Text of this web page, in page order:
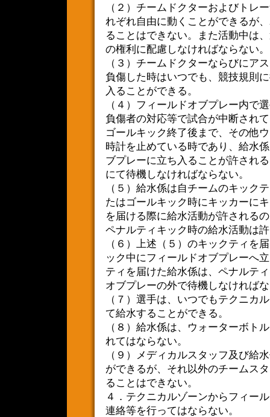
（２）チームドクターおよびトレ
れぞれ自由に動くことができるが
ることはできない。また活動中は
の権利に配慮しなければならない。
（３）チームドクターならびにア
負傷した時はいつでも、競技規則
入ることができる。
（４）フィールドオブプレー内で
負傷者の対応等で試合が中断され
ゴールキック終了後まで、その他
時計を止めている時であり、給水
ブプレーに立ち入ることが許され
にて待機しなければならない。
（５）給水係は自チームのキック
たはゴールキック時にキッカーに
を届ける際に給水活動が許される
ペナルティキック時の給水活動は
（６）上述（５）のキックティを
ック中にフィールドオブプレーへ
ティを届けた給水係は、ペナルテ
オブプレーの外で待機しなければ
（７）選手は、いつでもテクニカ
て給水することができる。
（８）給水係は、ウォーターボト
れてはならない。
（９）メディカルスタッフ及び給
ができるが、それ以外のチームス
ることはできない。
４．テクニカルゾーンからフィー
連絡等を行ってはならない。